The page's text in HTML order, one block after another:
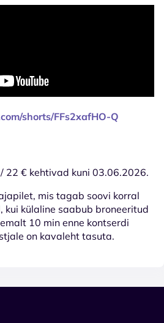
shorts/FFs2xafHO-Q
22 € kehtivad kuni 03.06.2026.
mis tagab soovi korral
kui külaline saabub broneeritud
10 min enne kontserdi
on kavaleht tasuta.